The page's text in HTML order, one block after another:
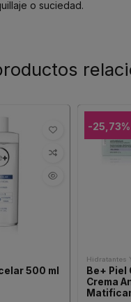
o suciedad.
500 ml
-25,73%
Hidratantes
Be+ Piel
Crema